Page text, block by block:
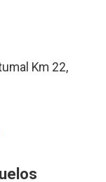
Km 22,